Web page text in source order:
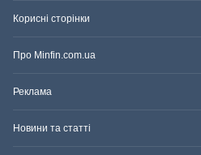
Корисні сторінки
Про Minfin.com.ua
Реклама
Новини та статті